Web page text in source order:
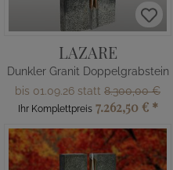
LAZARE
Dunkler Granit Doppelgrabstein
bis 01.09.26 statt 8.300,00 €
Ihr Komplettpreis 7.262,50 € *